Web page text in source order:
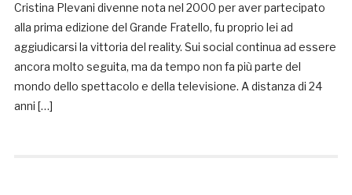
Cristina Plevani divenne nota nel 2000 per aver partecipato
alla prima edizione del Grande Fratello, fu proprio lei ad
aggiudicarsi la vittoria del reality. Sui social continua ad essere
ancora molto seguita, ma da tempo non fa più parte del
mondo dello spettacolo e della televisione. A distanza di 24
anni […]